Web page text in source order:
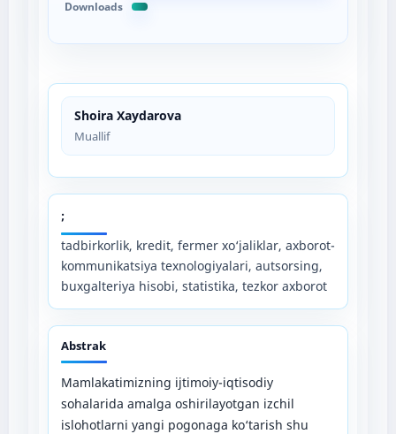
Shoira Xaydarova
Muallif
;
tadbirkorlik, kredit, fermer xo‘jaliklar, axborot-
kommunikatsiya texnologiyalari, autsorsing,
buxgalteriya hisobi, statistika, tezkor axborot
Abstrak
Mamlakatimizning ijtimoiy-iqtisodiy
sohalarida amalga oshirilayotgan izchil
islohotlarni yangi pogonaga ko‘tarish shu
Downloads